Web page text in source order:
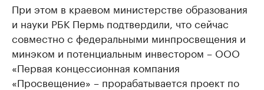
При этом в краевом министерстве образования
и науки РБК Пермь подтвердили, что сейчас
совместно с федеральными минпросвещения и
минэком и потенциальным инвестором – ООО
«Первая концессионная компания
«Просвещение» – прорабатывается проект по